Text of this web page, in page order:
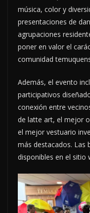
música, color y
presentaciones de
agrupaciones
poner en valor el
comunidad
Además, el evento
participativos
conexión entre
de latte art, el mejor
el mejor vestuario
más destacados. Las
disponibles en el sitio